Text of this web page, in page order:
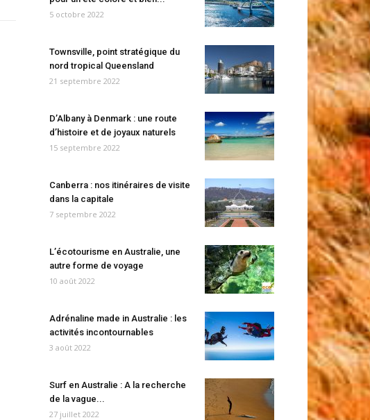
5 octobre 2022
Townsville, point stratégique du
nord tropical Queensland
21 septembre 2022
D’Albany à Denmark : une route
d’histoire et de joyaux naturels
15 septembre 2022
Canberra : nos itinéraires de visite
dans la capitale
7 septembre 2022
L’écotourisme en Australie, une
autre forme de voyage
10 août 2022
Adrénaline made in Australie : les
activités incontournables
3 août 2022
Surf en Australie : A la recherche
de la vague...
27 juillet 2022